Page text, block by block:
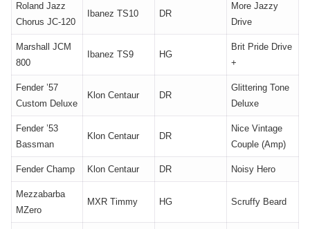
Roland Jazz
Chorus JC-120
Ibanez TS10 DR
More Jazzy
Drive
Marshall JCM
800
Ibanez TS9 HG
Brit Pride Drive
+
Fender ’57
Custom Deluxe
Klon Centaur DR
Glittering Tone
Deluxe
Fender ’53
Bassman
Klon Centaur DR
Nice Vintage
Couple (Amp)
Fender Champ Klon Centaur DR Noisy Hero
Mezzabarba
MZero
MXR Timmy HG Scruffy Beard